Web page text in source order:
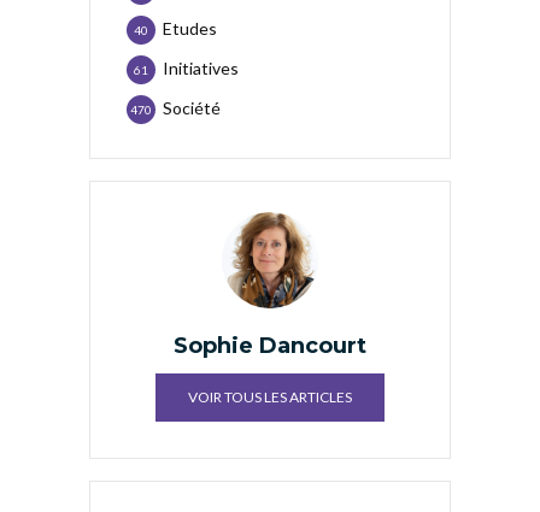
Etudes
40
Initiatives
61
Société
470
Sophie Dancourt
VOIR TOUS LES ARTICLES